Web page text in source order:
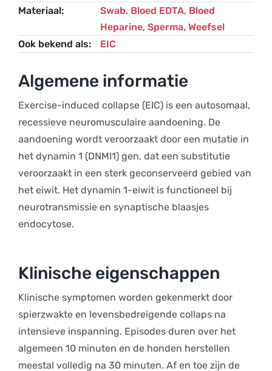
Materiaal
Swab, Bloed EDTA, Bloed
Heparine, Sperma, Weefsel
Ook bekend als
EIC
Algemene informatie
Exercise-induced collapse (EIC) is een autosomaal,
recessieve neuromusculaire aandoening. De
aandoening wordt veroorzaakt door een mutatie in
het dynamin 1 (DNMI1) gen, dat een substitutie
veroorzaakt in een sterk geconserveerd gebied van
het eiwit. Het dynamin 1-eiwit is functioneel bij
neurotransmissie en synaptische blaasjes
endocytose.
Klinische eigenschappen
Klinische symptomen worden gekenmerkt door
spierzwakte en levensbedreigende collaps na
intensieve inspanning. Episodes duren over het
algemeen 10 minuten en de honden herstellen
meestal volledig na 30 minuten. Af en toe zijn de